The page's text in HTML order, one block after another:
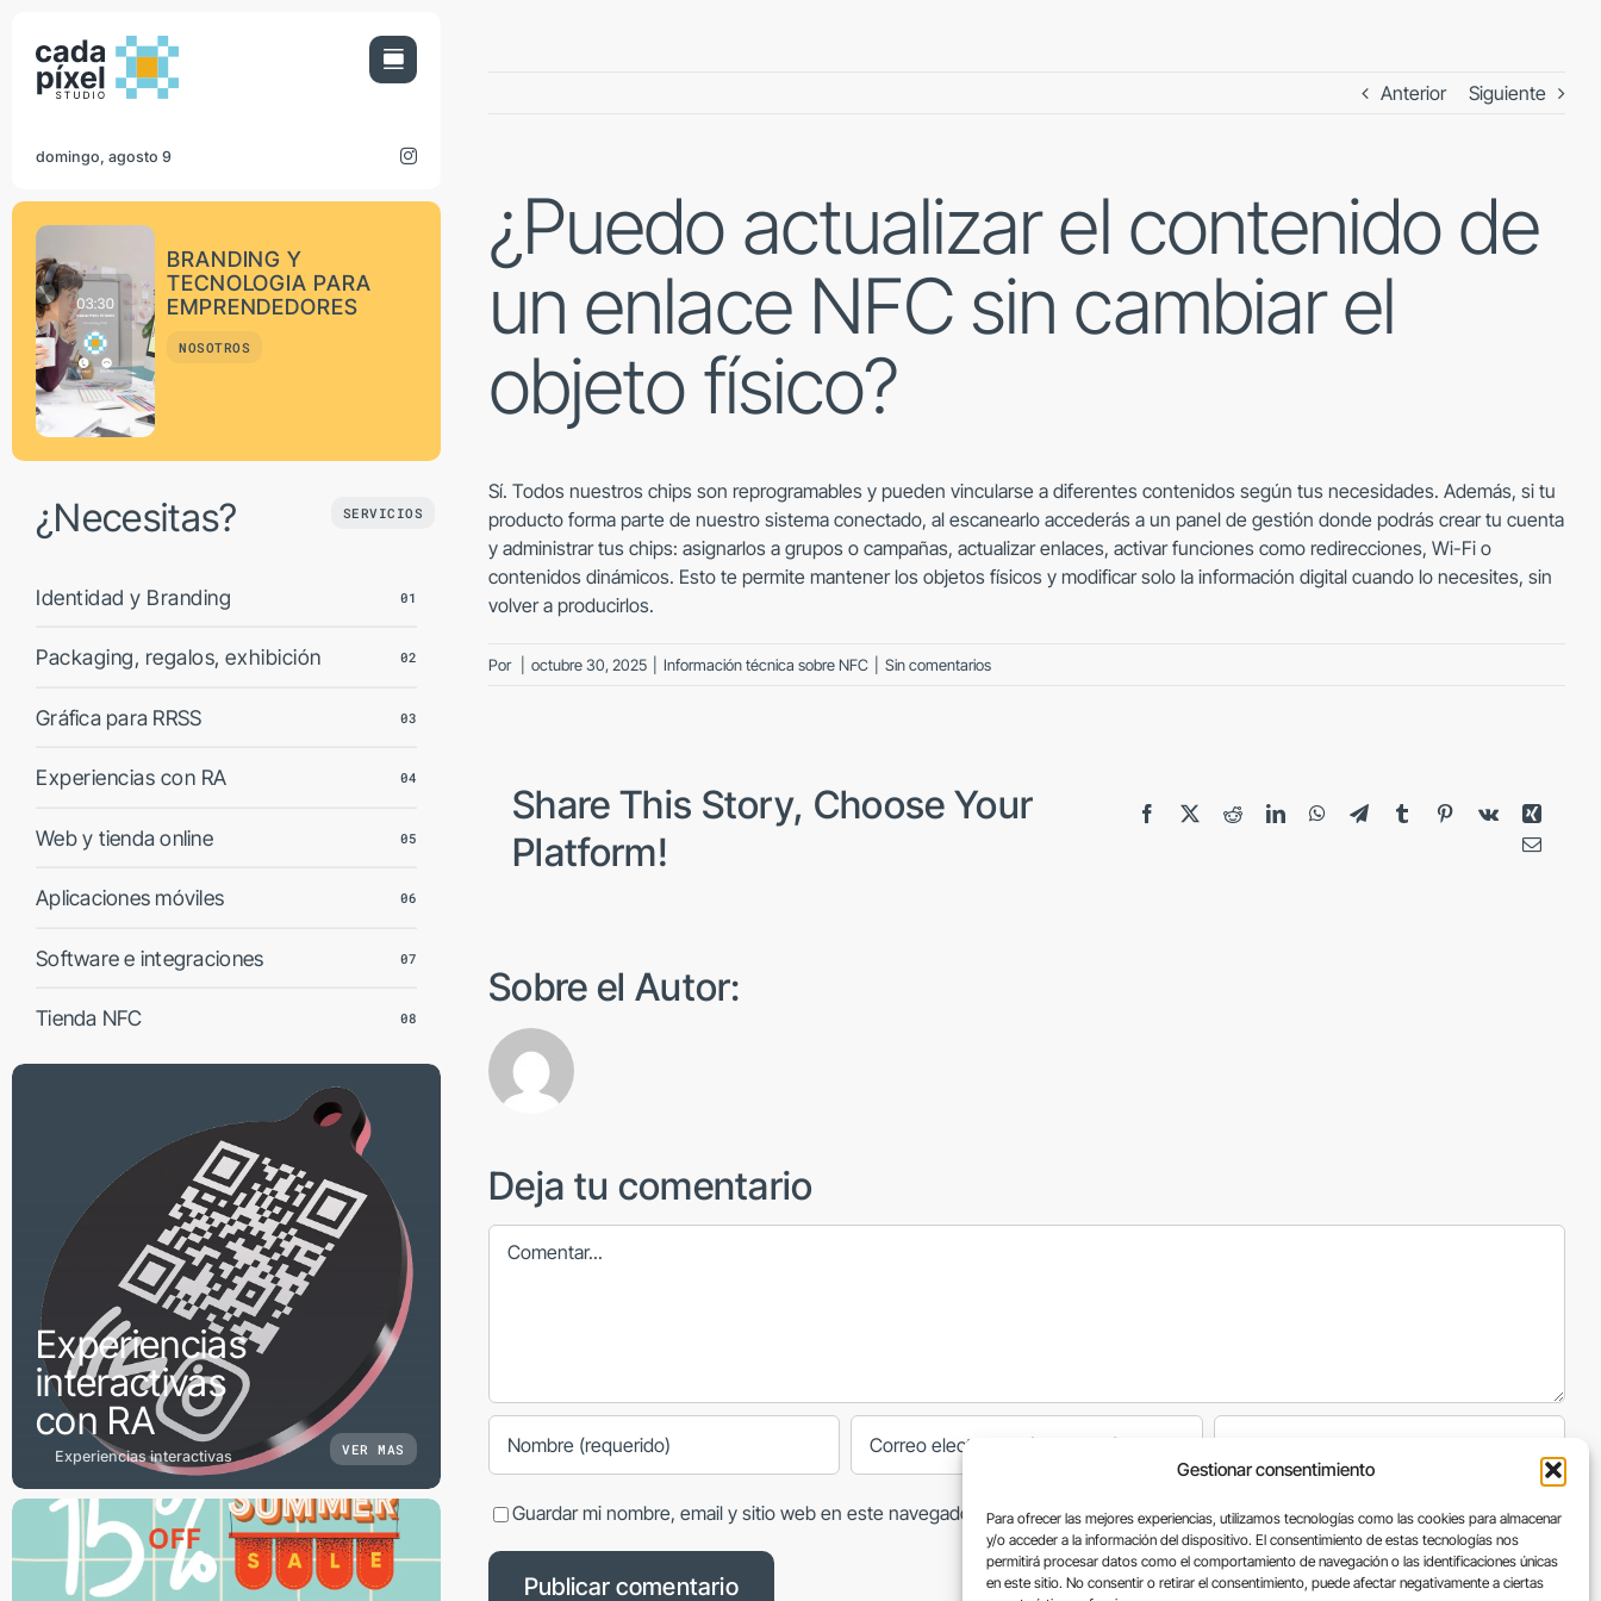
Gestionar consentimiento
Para ofrecer las mejores experiencias, utilizamos tecnologías como las cookies para almacenar
y/o acceder a la información del dispositivo. El consentimiento de estas tecnologías nos
permitirá procesar datos como el comportamiento de navegación o las identificaciones únicas
en este sitio. No consentir o retirar el consentimiento, puede afectar negativamente a ciertas
contenido
domingo, agosto 9
BRANDING Y
TECNOLOGIA PARA
EMPRENDEDORES
NOSOTROS
¿Necesitas? SERVICIOS
Identidad y Branding 01
Packaging, regalos, exhibición 02
Gráfica para RRSS 03
Experiencias con RA 04
Web y tienda online 05
Aplicaciones móviles 06
Software e integraciones 07
Tienda NFC 08
Experiencias
interactivas
con RA
Experiencias interactivas VER MAS
Anterior Siguiente
¿Puedo actualizar el contenido de
un enlace NFC sin cambiar el
objeto físico?
Sí. Todos nuestros chips son reprogramables y pueden vincularse a diferentes contenidos según tus necesidades. Además, si tu
producto forma parte de nuestro sistema conectado, al escanearlo accederás a un panel de gestión donde podrás crear tu cuenta
y administrar tus chips: asignarlos a grupos o campañas, actualizar enlaces, activar funciones como redirecciones, Wi-Fi o
contenidos dinámicos. Esto te permite mantener los objetos físicos y modificar solo la información digital cuando lo necesites, sin
volver a producirlos.
Por octubre 30, 2025 Información técnica sobre NFC Sin comentarios
Share This Story, Choose Your
Platform!
Facebook RedditLinkedInWhatsApp
TelegramTumblr Pinterest
Vk
Xing
Correo
Sobre el Autor:
Deja tu comentario
Comentar
Guardar mi nombre, email y sitio web en este navegador para la próxima vez que comente.